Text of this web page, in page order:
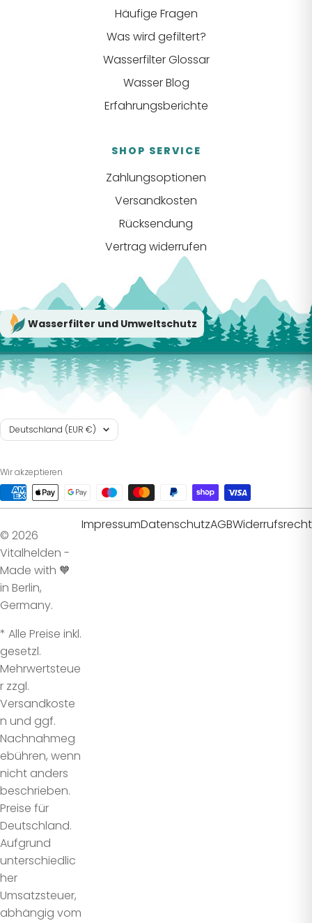
Häufige Fragen
Was wird gefiltert?
Wasserfilter Glossar
Wasser Blog
Erfahrungsberichte
SHOP SERVICE
Zahlungsoptionen
Versandkosten
Rücksendung
Vertrag widerrufen
Wasserfilter und Umweltschutz
Land/Region
Deutschland (EUR €)
Wir akzeptieren
© 2026
Vitalhelden -
Made with 🧡
in Berlin,
Germany.
* Alle Preise inkl.
gesetzl.
Mehrwertsteue
r zzgl.
Versandkoste
n und ggf.
Nachnahmeg
ebühren, wenn
nicht anders
beschrieben.
Preise für
Deutschland.
Aufgrund
unterschiedlic
her
Umsatzsteuer,
abhängig vom
ImpressumDatenschutzAGBWiderrufsrecht